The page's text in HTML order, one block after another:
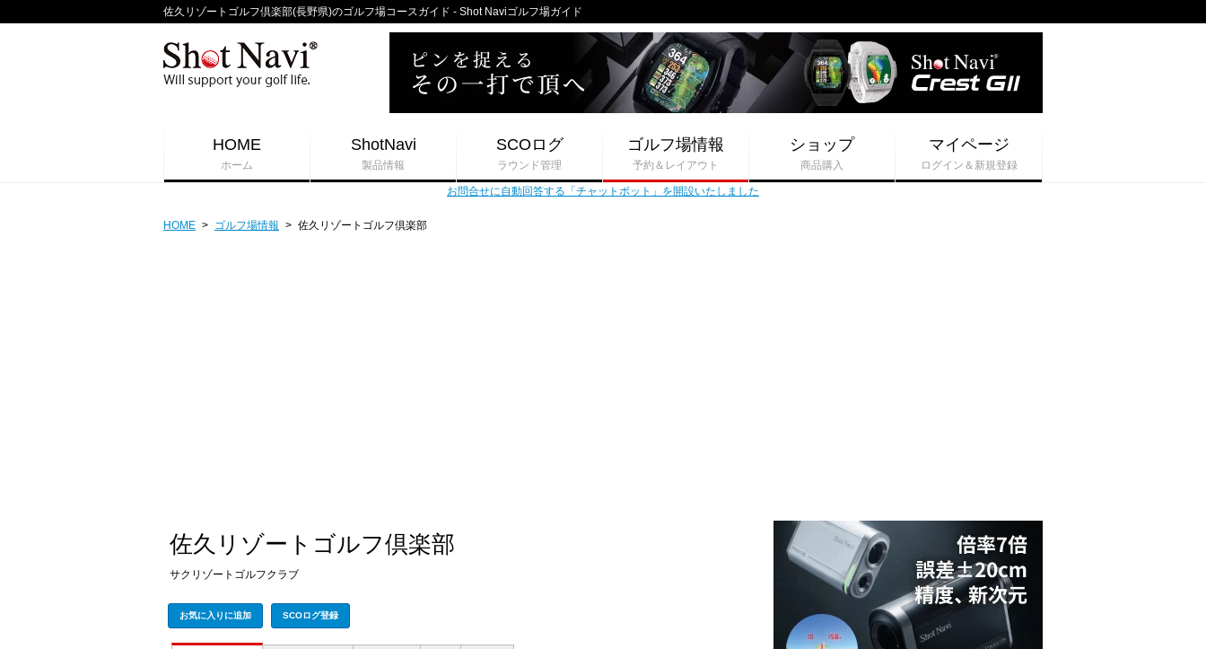
佐久リゾートゴルフ倶楽部(長野県)のゴルフ場コースガイド - Shot Naviゴルフ場ガイド
HOME
ホーム
ShotNavi
製品情報
SCOログ
ラウンド管理
ゴルフ場情報
予約＆レイアウト
ショップ
商品購入
マイページ
ログイン＆新規登録
お問合せに自動回答する「チャットボット」を開設いたしました
HOME > ゴルフ場情報 > 佐久リゾートゴルフ倶楽部
佐久リゾートゴルフ倶楽部
サクリゾートゴルフクラブ
お気に入りに追加 SCOログ登録